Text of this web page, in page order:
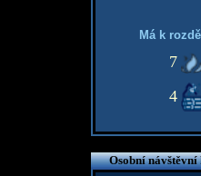
Má k
7
4
Osobní návštěvní